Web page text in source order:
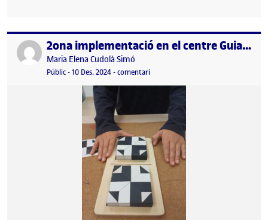
Publicat per 2ona implementació en el centre Guia i Educa
Publicat per
Maria Elena Cudolà Simó
Visibilitat:
Públic-Data de publicació
10 Des. 2024-comentariel 2ona implementació en el centre